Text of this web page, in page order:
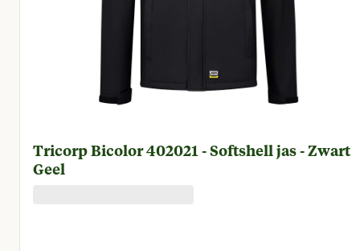
Tricorp Bicolor 402021 - Softshell jas - Zwart
Geel